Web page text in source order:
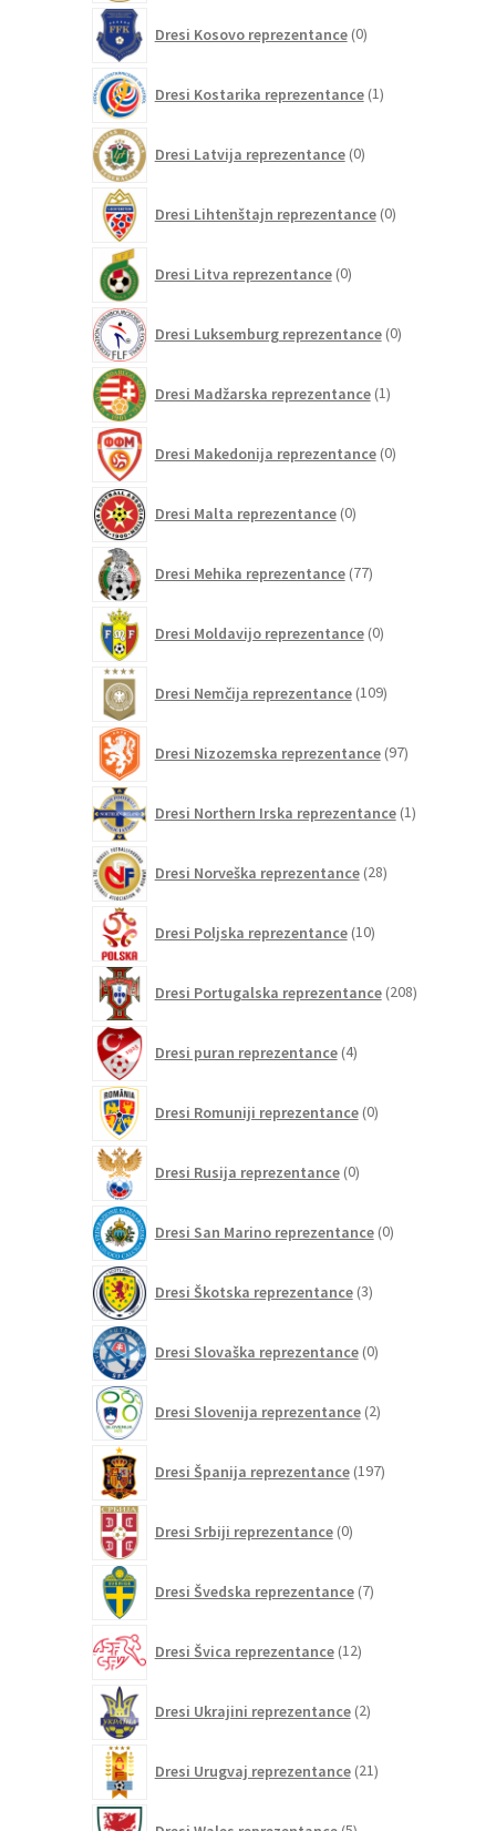
Dresi Kosovo reprezentance 0izdelkov
Dresi Kostarika reprezentance 1izdelek
Dresi Latvija reprezentance 0izdelkov
Dresi Lihtenštajn reprezentance 0izdelkov
Dresi Litva reprezentance 0izdelkov
Dresi Luksemburg reprezentance 0izdelkov
Dresi Madžarska reprezentance 1izdelek
Dresi Makedonija reprezentance 0izdelkov
Dresi Malta reprezentance 0izdelkov
Dresi Mehika reprezentance 77izdelkov
Dresi Moldavijo reprezentance 0izdelkov
Dresi Nemčija reprezentance 109izdelkov
Dresi Nizozemska reprezentance 97izdelkov
Dresi Northern Irska reprezentance 1izdelek
Dresi Norveška reprezentance 28izdelkov
Dresi Poljska reprezentance 10izdelkov
Dresi Portugalska reprezentance 208izdelkov
Dresi puran reprezentance 4izdelki
Dresi Romuniji reprezentance 0izdelkov
Dresi Rusija reprezentance 0izdelkov
Dresi San Marino reprezentance 0izdelkov
Dresi Škotska reprezentance 3izdelki
Dresi Slovaška reprezentance 0izdelkov
Dresi Slovenija reprezentance 2izdelka
Dresi Španija reprezentance 197izdelkov
Dresi Srbiji reprezentance 0izdelkov
Dresi Švedska reprezentance 7izdelkov
Dresi Švica reprezentance 12izdelkov
Dresi Ukrajini reprezentance 2izdelka
Dresi Urugvaj reprezentance 21izdelkov